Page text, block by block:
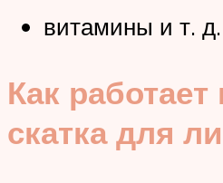
витамины и т. д.
Как
скатка для